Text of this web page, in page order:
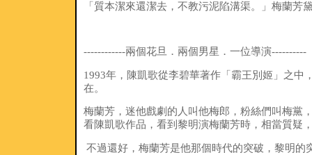
「質本潔來還潔去，不教污泥陷溝渠。」梅蘭
------------兩個花旦．兩個男星．一位導演----------
1993年，陳凱歌從李碧華著作「霸王別姬」之
在。
梅蘭芳，迷他戲劇的人叫他梅郎，粉絲們叫梅黨
看陳凱歌作品，看到黎明演梅蘭芳時，相當質疑
不過還好，梅蘭芳是他那個時代的突破，黎明